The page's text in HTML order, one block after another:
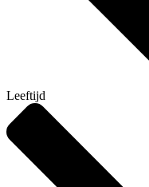
Leeftijd